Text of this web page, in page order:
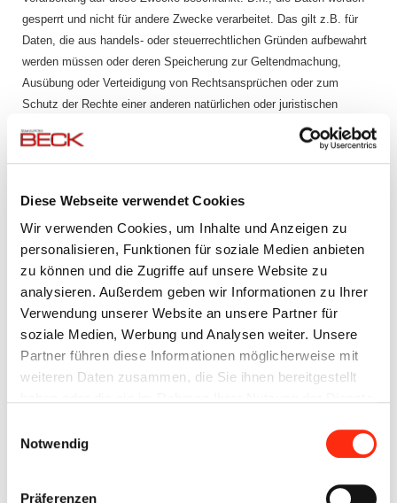
Diese Webseite verwendet Cookies
Wir verwenden Cookies, um Inhalte und Anzeigen zu
personalisieren, Funktionen für soziale Medien anbieten
zu können und die Zugriffe auf unsere Website zu
analysieren. Außerdem geben wir Informationen zu Ihrer
Verwendung unserer Website an unsere Partner für
soziale Medien, Werbung und Analysen weiter. Unsere
Partner führen diese Informationen möglicherweise mit
weiteren Daten zusammen, die Sie ihnen bereitgestellt
Notwendig
Präferenzen
gesperrt und nicht für andere Zwecke verarbeitet. Das gilt z.B. für
Daten, die aus handels- oder steuerrechtlichen Gründen aufbewahrt
werden müssen oder deren Speicherung zur Geltendmachung,
Ausübung oder Verteidigung von Rechtsansprüchen oder zum
Schutz der Rechte einer anderen natürlichen oder juristischen
Im Rahmen unserer Datenschutzhinweise können wir den Nutzern
Verarbeitungsprozesses gelten.
Rechte der betroffenen Personen
Rechte der betroffenen Personen aus der DSGVO: Ihnen stehen als
Betroffene nach der DSGVO verschiedene Rechte zu, die sich
insbesondere aus Art. 15 bis 21 DSGVO ergeben:
gegen die Verarbeitung der Sie betreffenden
lit. e oder f DSGVO erfolgt, Widerspruch einzulegen; dies